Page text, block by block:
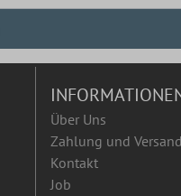
Über Uns
Zahlung und Versand
Kontakt
Job